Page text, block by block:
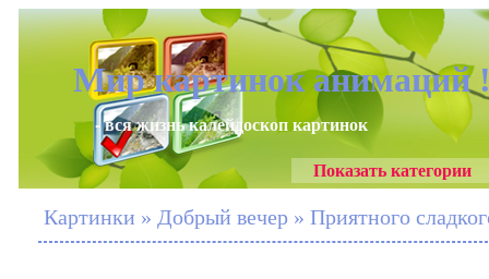
Мир картинок анимаций
- вся жизнь калейдоскоп картинок
Показать категории
Картинки » Добрый вечер » Приятного